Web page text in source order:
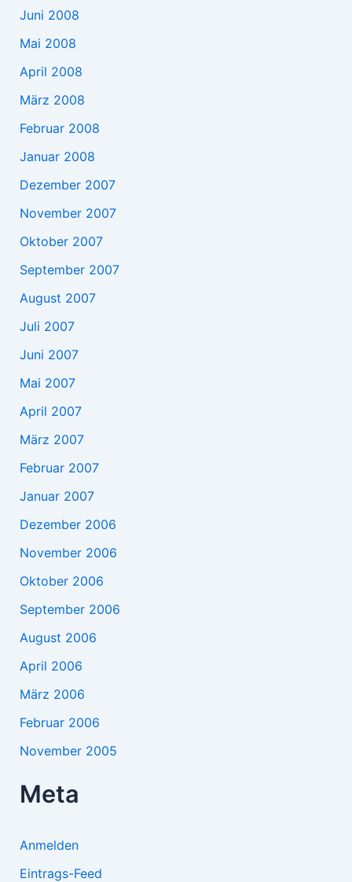
Juni 2008
Mai 2008
April 2008
März 2008
Februar 2008
Januar 2008
Dezember 2007
November 2007
Oktober 2007
September 2007
August 2007
Juli 2007
Juni 2007
Mai 2007
April 2007
März 2007
Februar 2007
Januar 2007
Dezember 2006
November 2006
Oktober 2006
September 2006
August 2006
April 2006
März 2006
Februar 2006
November 2005
Meta
Anmelden
Eintrags-Feed